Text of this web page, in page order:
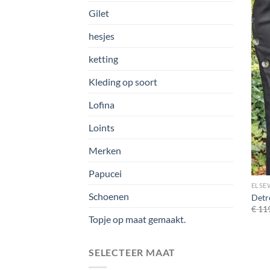
Gilet
hesjes
ketting
Kleding op soort
Lofina
Loints
Merken
Papucei
Schoenen
Topje op maat gemaakt.
SELECTEER MAAT
€